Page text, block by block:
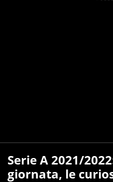
Serie A 2021/
giornata, le